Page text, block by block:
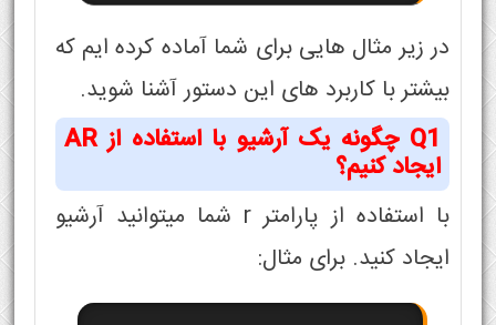
در زیر مثال هایی برای شما آماده کرده ایم که
بیشتر با کاربرد های این دستور آشنا شوید.
Q1 چگونه یک آرشیو با استفاده از AR
ایجاد کنیم؟
با استفاده از پارامتر r شما میتوانید آرشیو
ایجاد کنید. برای مثال: